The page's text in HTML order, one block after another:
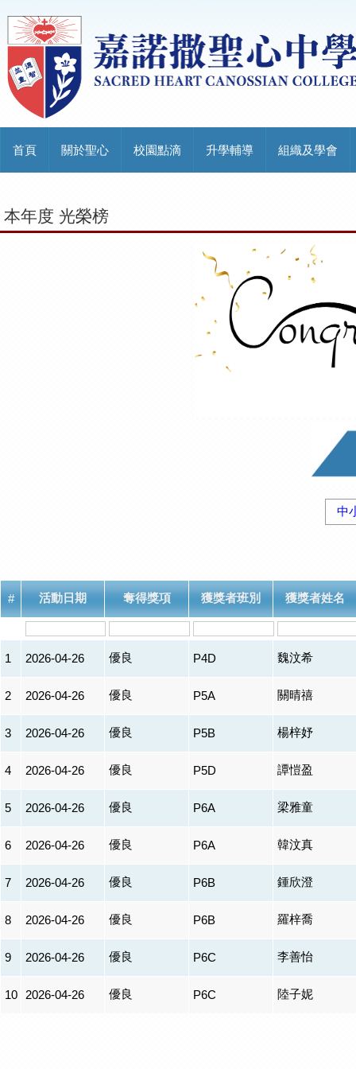
首頁 關於聖心 校園點滴 升學輔導 組織及學會
本年度 光榮榜
中
# 活動日期 奪得獎項 獲獎者班別 獲獎者姓名
1 2026-04-26 優良 P4D 魏汶希
2 2026-04-26 優良 P5A 關晴禧
3 2026-04-26 優良 P5B 楊梓妤
4 2026-04-26 優良 P5D 譚愷盈
5 2026-04-26 優良 P6A 梁雅童
6 2026-04-26 優良 P6A 韓汶真
7 2026-04-26 優良 P6B 鍾欣澄
8 2026-04-26 優良 P6B 羅梓喬
9 2026-04-26 優良 P6C 李善怡
10 2026-04-26 優良 P6C 陸子妮